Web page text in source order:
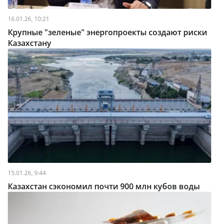
16.01.26, 10:21
Крупные "зеленые" энергопроекты создают риски
Казахстану
15.01.26, 9:44
Казахстан сэкономил почти 900 млн кубов воды